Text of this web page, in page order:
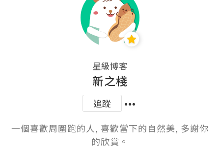
星級博客
新之棧
追蹤
一個喜歡周圍跑的人, 喜歡當下的自然美, 多謝你
的欣賞。